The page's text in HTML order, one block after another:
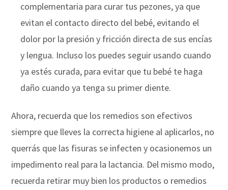
complementaria para curar tus pezones, ya que
evitan el contacto directo del bebé, evitando el
dolor por la presión y fricción directa de sus encías
y lengua. Incluso los puedes seguir usando cuando
ya estés curada, para evitar que tu bebé te haga
daño cuando ya tenga su primer diente.
Ahora, recuerda que los remedios son efectivos
siempre que lleves la correcta higiene al aplicarlos, no
querrás que las fisuras se infecten y ocasionemos un
impedimento real para la lactancia. Del mismo modo,
recuerda retirar muy bien los productos o remedios